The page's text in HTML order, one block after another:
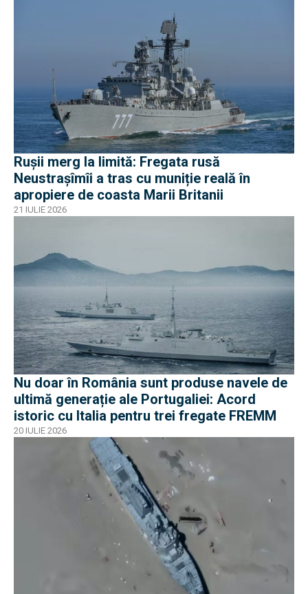
Rușii merg la limită: Fregata rusă
Neustrașîmîi a tras cu muniție reală în
apropiere de coasta Marii Britanii
21 IULIE 2026
Nu doar în România sunt produse navele de
ultimă generație ale Portugaliei: Acord
istoric cu Italia pentru trei fregate FREMM
20 IULIE 2026